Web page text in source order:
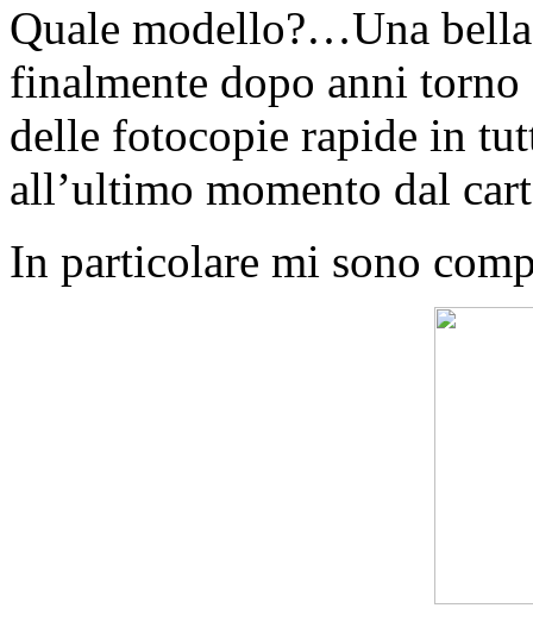
Quale modello?…Una
finalmente dopo anni torno
delle fotocopie rapide in
all’ultimo momento dal
In particolare mi sono